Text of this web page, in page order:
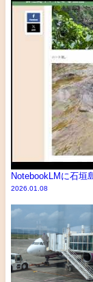
NotebookLMに石垣
2026.01.08